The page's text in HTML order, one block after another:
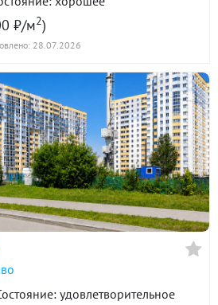
₽/м2)
28.07.2026
удовлетворительное